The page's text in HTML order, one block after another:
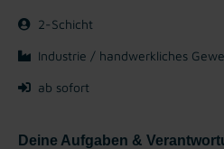
2-Schicht
Industrie / handwerkliches
ab sofort
Deine Aufgaben &